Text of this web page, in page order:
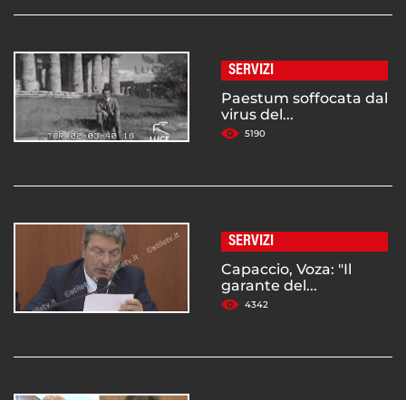
SERVIZI
Paestum soffocata dal
virus del...
5190
SERVIZI
Capaccio, Voza: "Il
garante del...
4342